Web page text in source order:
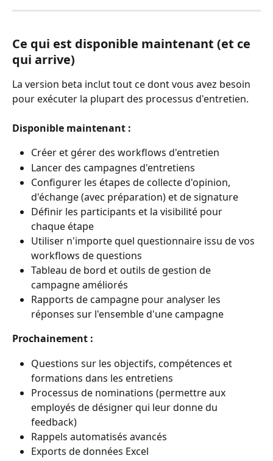
Ce qui est disponible maintenant (et ce
qui arrive)
La version beta inclut tout ce dont vous avez besoin
pour exécuter la plupart des processus d'entretien.
Disponible maintenant :
Créer et gérer des workflows d'entretien
Lancer des campagnes d'entretiens
Configurer les étapes de collecte d'opinion,
d'échange (avec préparation) et de signature
Définir les participants et la visibilité pour
chaque étape
Utiliser n'importe quel questionnaire issu de vos
workflows de questions
Tableau de bord et outils de gestion de
campagne améliorés
Rapports de campagne pour analyser les
réponses sur l'ensemble d'une campagne
Prochainement :
Questions sur les objectifs, compétences et
formations dans les entretiens
Processus de nominations (permettre aux
employés de désigner qui leur donne du
feedback)
Rappels automatisés avancés
Exports de données Excel